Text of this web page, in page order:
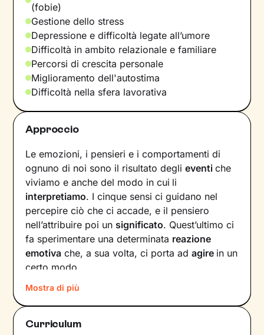
(fobie)
Gestione dello stress
Depressione e difficoltà legate all’umore
Difficoltà in ambito relazionale e familiare
Percorsi di crescita personale
Miglioramento dell'autostima
Difficoltà nella sfera lavorativa
Approccio
Le emozioni, i pensieri e i comportamenti di
ognuno di noi sono il risultato deglieventiche
viviamo e anche del modo in cui li
interpretiamo. I cinque sensi ci guidano nel
percepire ciò che ci accade, e il pensiero
nell’attribuire poi un significato. Quest’ultimo ci
fa sperimentare una determinata reazione
emotiva che, a sua volta, ci porta adagire in un
certo modo.
Col passare del tempo possono crearsi circoli
virtuosi ma anche viziosi, che ci allontanano dal
benessere e dalla persona che vorremmo
Mostra di più
Curriculum